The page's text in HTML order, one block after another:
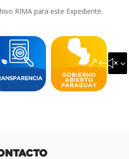
RIMA para este Expediente.